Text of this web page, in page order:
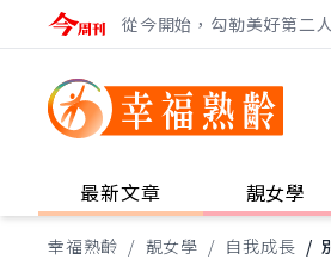
從今開始，勾勒美好第二
最新文章 靚女學
幸福熟齡 / 靚女學 / 自我成長 /